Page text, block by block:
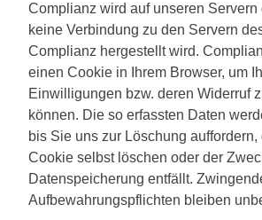
Complianz wird auf unseren Servern
keine Verbindung zu den Servern
Complianz hergestellt wird.
einen Cookie in Ihrem Browser, um
Einwilligungen bzw. deren Widerruf
können. Die so erfassten Daten
bis Sie uns zur Löschung
Cookie selbst löschen oder der
Datenspeicherung entfällt.
Aufbewahrungspflichten bleiben